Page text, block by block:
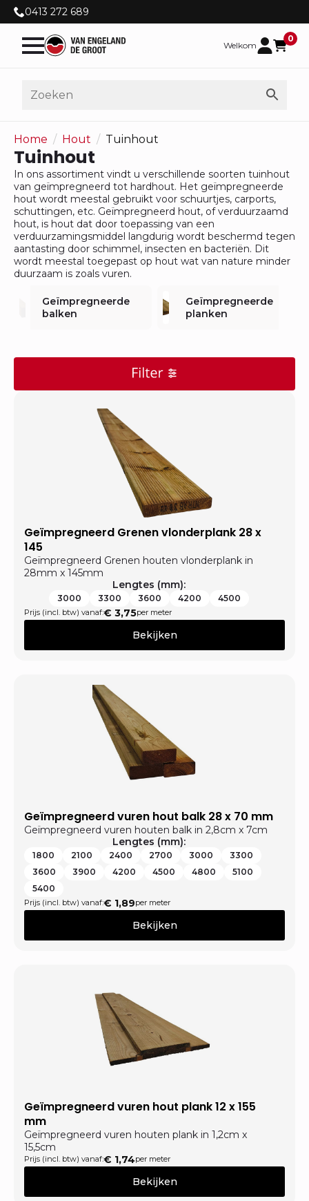
0413 272 689
Welkom
0
Home Hout Tuinhout
Tuinhout
In ons assortiment vindt u verschillende soorten tuinhout
van geïmpregneerd tot hardhout. Het geïmpregneerde
hout wordt meestal gebruikt voor schuurtjes, carports,
schuttingen, etc. Geïmpregneerd hout, of verduurzaamd
hout, is hout dat door toepassing van een
verduurzamingsmiddel langdurig wordt beschermd tegen
aantasting door schimmel, insecten en bacteriën. Dit
wordt meestal toegepast op hout wat van nature minder
duurzaam is zoals vuren.
Geïmpregneerde
balken
Geïmpregneerde
planken
Geïmpregneerd Grenen vlonderplank 28 x
145
Geïmpregneerd Grenen houten vlonderplank in
28mm x 145mm
Lengtes (mm):
3000 3300 3600 4200 4500
Prijs (incl. btw) vanaf:€ 3,75per meter
Bekijken
Geïmpregneerd vuren hout balk 28 x 70 mm
Geïmpregneerd vuren houten balk in 2,8cm x 7cm
Lengtes (mm):
1800 2100 2400 2700 3000
3300
3600
3900 4200 4500 4800
5100
5400
Prijs (incl. btw) vanaf:€ 1,89per meter
Bekijken
Geïmpregneerd vuren hout plank 12 x 155
mm
Geïmpregneerd vuren houten plank in 1,2cm x
15,5cm
Prijs (incl. btw) vanaf:€ 1,74per meter
Bekijken